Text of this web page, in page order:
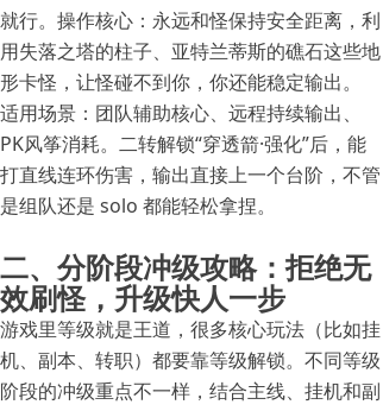
就行。操作核心：永远和怪保持安全距离，利
用失落之塔的柱子、亚特兰蒂斯的礁石这些地
形卡怪，让怪碰不到你，你还能稳定输出。
适用场景：团队辅助核心、远程持续输出、
PK风筝消耗。二转解锁“穿透箭·强化”后，能
打直线连环伤害，输出直接上一个台阶，不管
是组队还是 solo 都能轻松拿捏。
二、分阶段冲级攻略：拒绝无
效刷怪，升级快人一步
游戏里等级就是王道，很多核心玩法（比如挂
机、副本、转职）都要靠等级解锁。不同等级
阶段的冲级重点不一样，结合主线、挂机和副